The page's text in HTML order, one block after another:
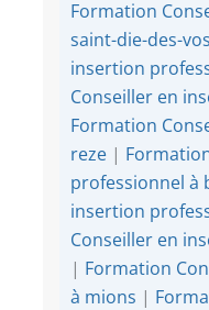
Formation
saint-die-des-
insertion
Conseiller en
Formation
reze |
professionnel à
insertion
Conseiller en
| Formation
à mions |